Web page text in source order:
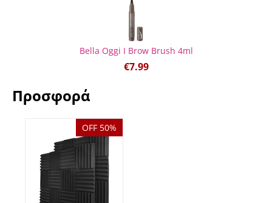
Bella Oggi I Brow Brush 4ml
€7.99
Προσφορά
OFF 50%